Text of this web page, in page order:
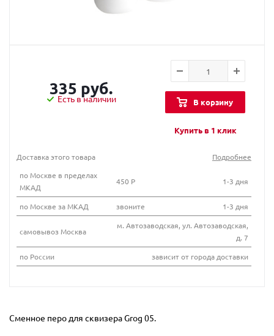
335 руб.
Есть в наличии В корзину
Купить в 1 клик
Доставка этого товара
Подробнее
по Москве в пределах
МКАД
450 Р 1-3 дня
по Москве за МКАД звоните 1-3 дня
самовывоз Москва
м. Автозаводская, ул. Автозаводская,
д. 7
по России
зависит от города доставки
Сменное перо для сквизера Grog 05.